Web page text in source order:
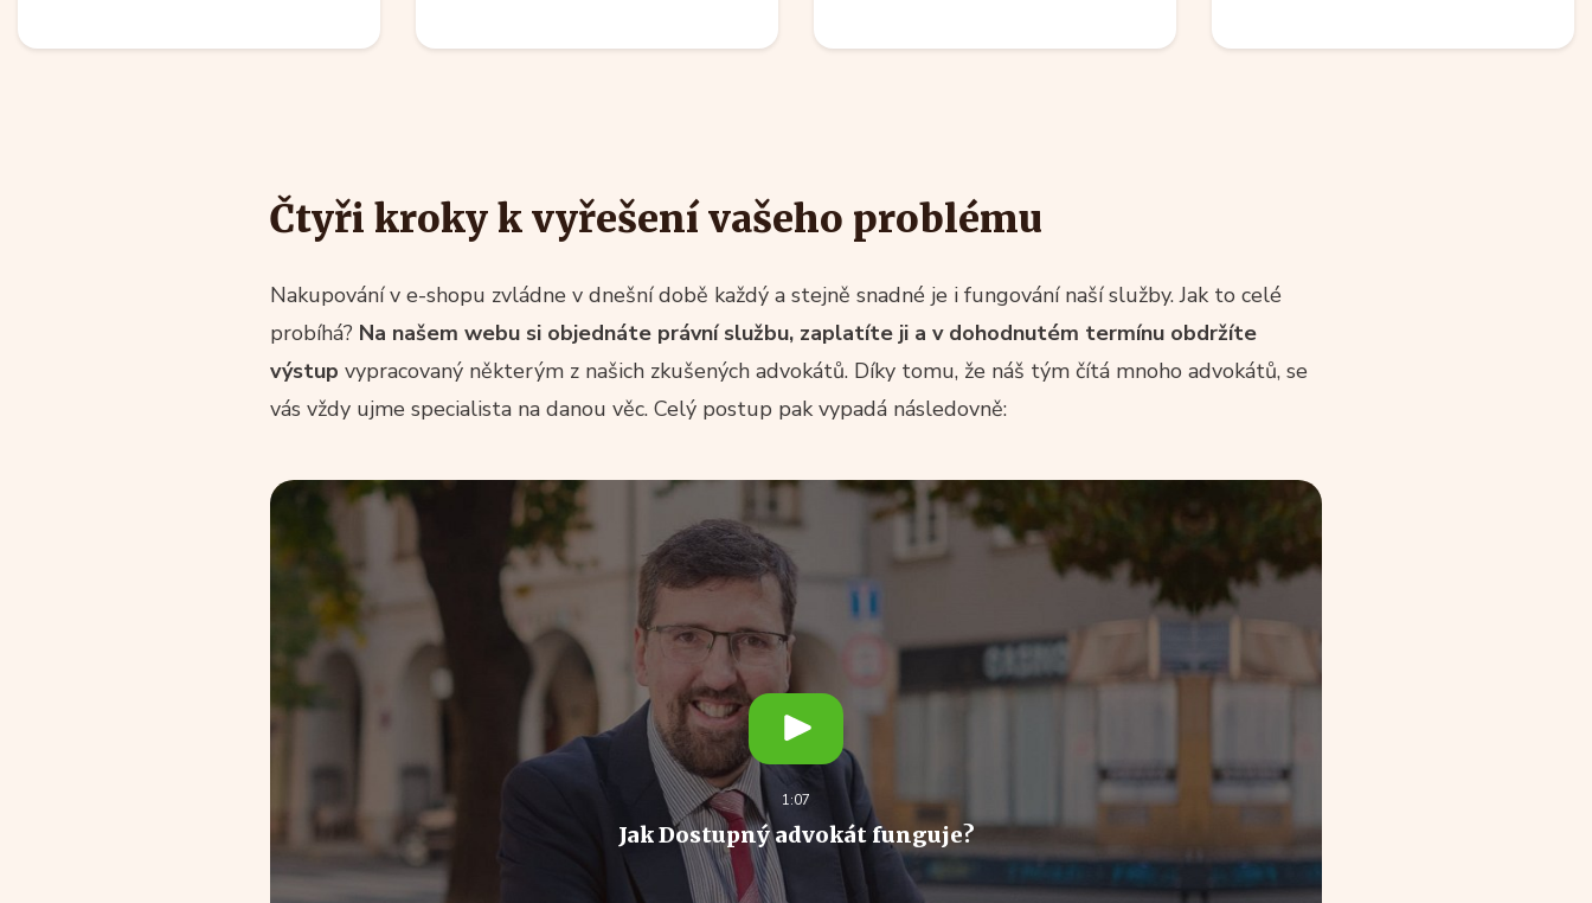
Čtyři kroky k vyřešení vašeho problému
Nakupování v e-shopu zvládne v dnešní době každý a stejně snadné je i fungování naší služby. Jak to celé
probíhá? Na našem webu si objednáte právní službu, zaplatíte ji a v dohodnutém termínu obdržíte
výstup vypracovaný některým z našich zkušených advokátů. Díky tomu, že náš tým čítá mnoho advokátů, se
vás vždy ujme specialista na danou věc. Celý postup pak vypadá následovně:
1:07
Jak Dostupný advokát funguje?